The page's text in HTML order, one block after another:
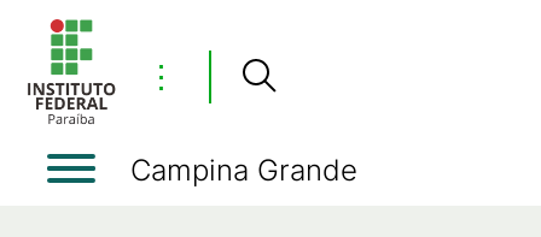
⋮
Campina Grande